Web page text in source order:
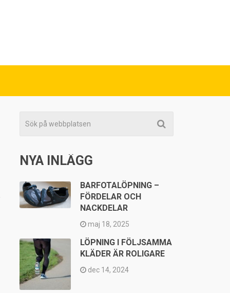
NYA INLÄGG
BARFOTALÖPNING –
FÖRDELAR OCH
NACKDELAR
maj 18, 2025
LÖPNING I FÖLJSAMMA
KLÄDER ÄR ROLIGARE
dec 14, 2024